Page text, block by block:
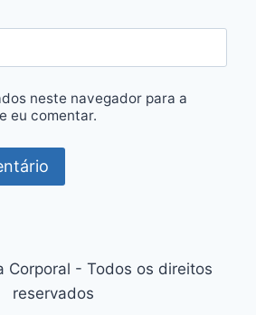
neste navegador para a
eu comentar.
Corporal - Todos os direitos
reservados